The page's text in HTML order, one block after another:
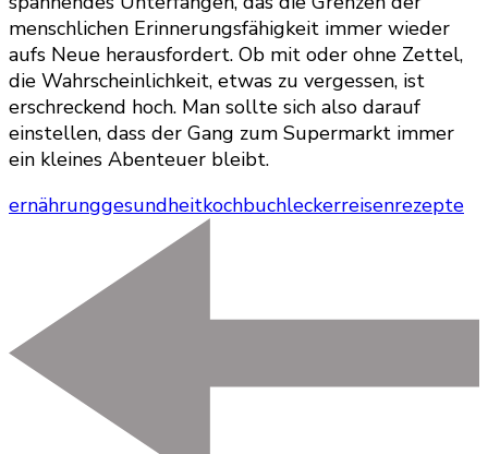
menschlichen Erinnerungsfähigkeit immer wieder
aufs Neue herausfordert. Ob mit oder ohne Zettel,
die Wahrscheinlichkeit, etwas zu vergessen, ist
erschreckend hoch. Man sollte sich also darauf
einstellen, dass der Gang zum Supermarkt immer
ein kleines Abenteuer bleibt.
ernährunggesundheitkochbuchleckerreisenrezepte